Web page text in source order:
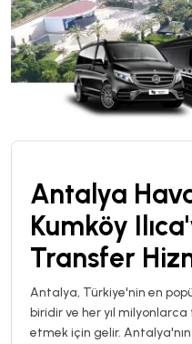
Antalya
Kumköy
Transfer
Antalya, Türkiye'nin en
biridir ve her yıl
etmek için gelir.